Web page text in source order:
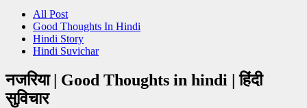
All Post
Good Thoughts In Hindi
Hindi Story
Hindi Suvichar
नजरिया | Good Thoughts in hindi | हिंदी
सुविचार